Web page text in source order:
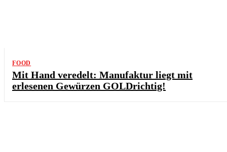
FOOD
Mit Hand veredelt: Manufaktur liegt mit
erlesenen Gewürzen GOLDrichtig!